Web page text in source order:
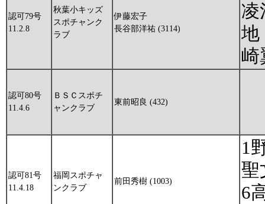
認可79号
11.2.8
秋葉小キッズ
スポチャンク
ラブ
伊藤宏子
長谷部洋祐 (3114)
凌
地
崎
認可80号
11.4.6
ＢＳＣスポチ
ャンクラブ
東前昭良 (432)
認可81号
11.4.18
福岡スポチャ
ンクラブ
前田秀樹 (1003)
1
聖
6